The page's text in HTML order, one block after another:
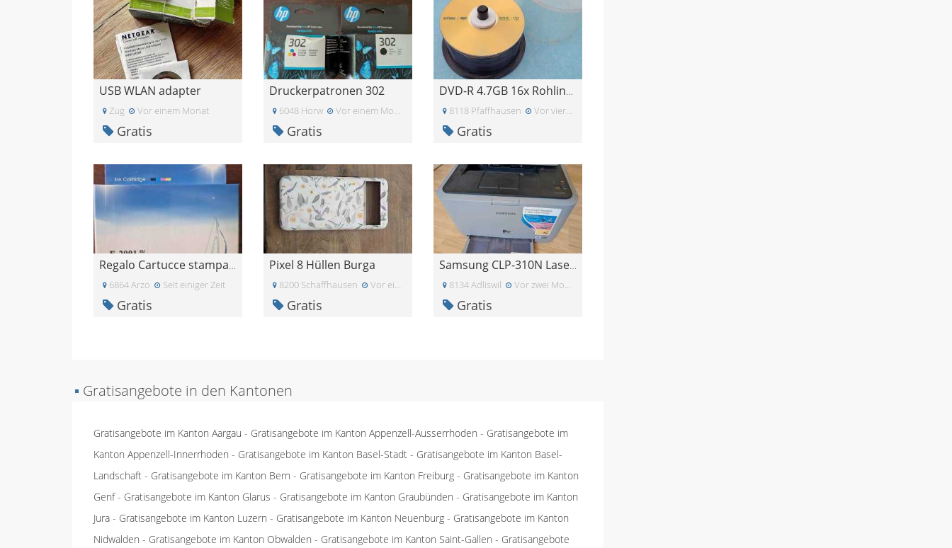
USB WLAN adapter
Zug Vor einem Monat
Gratis
Druckerpatronen 302
6048 Horw Vor einem Monat
Gratis
DVD-R 4.7GB 16x Rohlinge TDK und Verbatim - 46 Stü
8118 Pfaffhausen Vor vier Wochen
Gratis
Regalo Cartucce stampante epsom
6864 Arzo Seit einiger Zeit
Gratis
Pixel 8 Hüllen Burga
8200 Schaffhausen Vor einem Monat
Gratis
Samsung CLP-310N Laserdrucker
8134 Adliswil Vor zwei Monaten
Gratis
▪ Gratisangebote in den Kantonen
Gratisangebote im Kanton Aargau - Gratisangebote im Kanton Appenzell-Ausserrhoden - Gratisangebote im
Kanton Appenzell-Innerrhoden - Gratisangebote im Kanton Basel-Stadt - Gratisangebote im Kanton Basel-
Landschaft - Gratisangebote im Kanton Bern - Gratisangebote im Kanton Freiburg - Gratisangebote im Kanton
Genf- Gratisangebote im Kanton Glarus - Gratisangebote im Kanton Graubünden - Gratisangebote im Kanton
Jura - Gratisangebote im Kanton Luzern - Gratisangebote im Kanton Neuenburg - Gratisangebote im Kanton
Nidwalden - Gratisangebote im Kanton Obwalden - Gratisangebote im Kanton Saint-Gallen - Gratisangebote